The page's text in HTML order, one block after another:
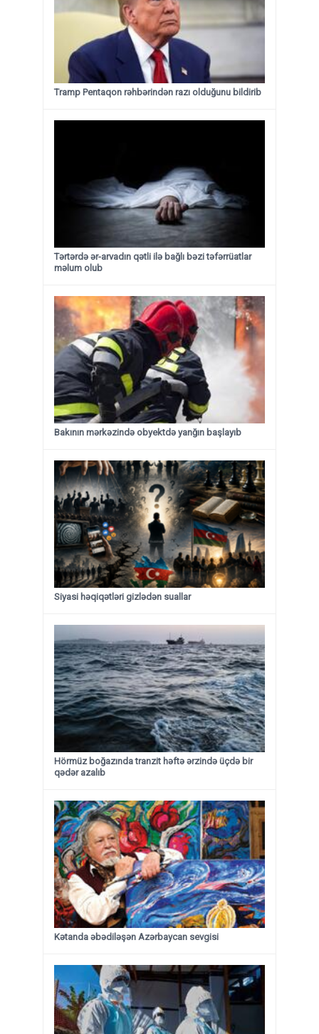
Tramp Pentaqon rəhbərindən razı olduğunu bildirib
Tərtərdə ər-arvadın qətli ilə bağlı bəzi təfərrüatlar
məlum olub
Bakının mərkəzində obyektdə yanğın başlayıb
Siyasi həqiqətləri gizlədən suallar
Hörmüz boğazında tranzit həftə ərzində üçdə bir
qədər azalıb
Kətanda əbədiləşən Azərbaycan sevgisi